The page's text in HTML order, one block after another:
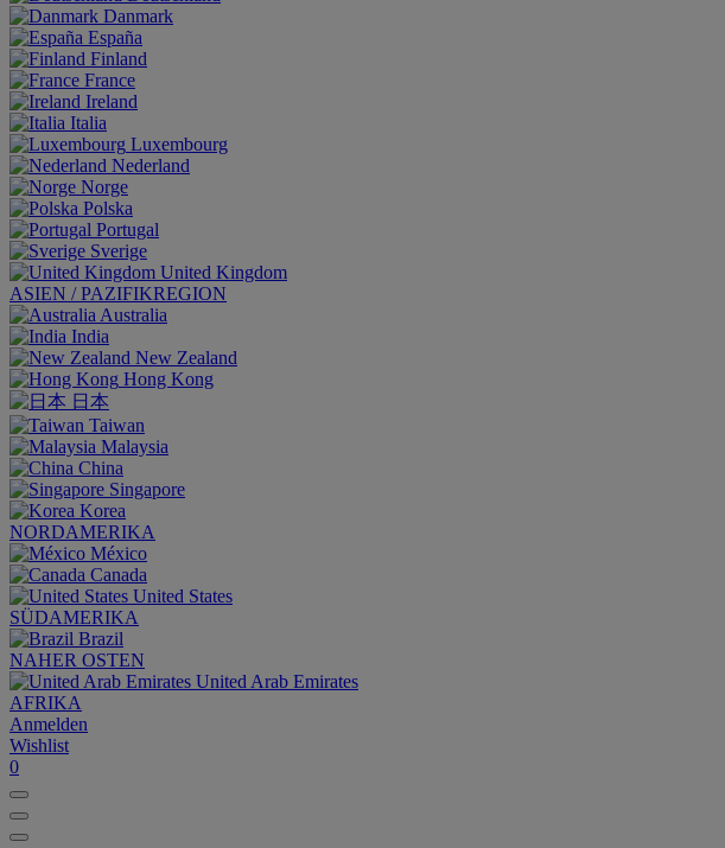
Danmark
España
Finland
France
Ireland
Italia
Luxembourg
Nederland
Norge
Polska
Portugal
Sverige
United Kingdom
ASIEN / PAZIFIKREGION
Australia
India
New Zealand
Hong Kong
日本
Taiwan
Malaysia
China
Singapore
Korea
NORDAMERIKA
México
Canada
United States
SÜDAMERIKA
Brazil
NAHER OSTEN
United Arab Emirates
AFRIKA
Anmelden
Wishlist
0